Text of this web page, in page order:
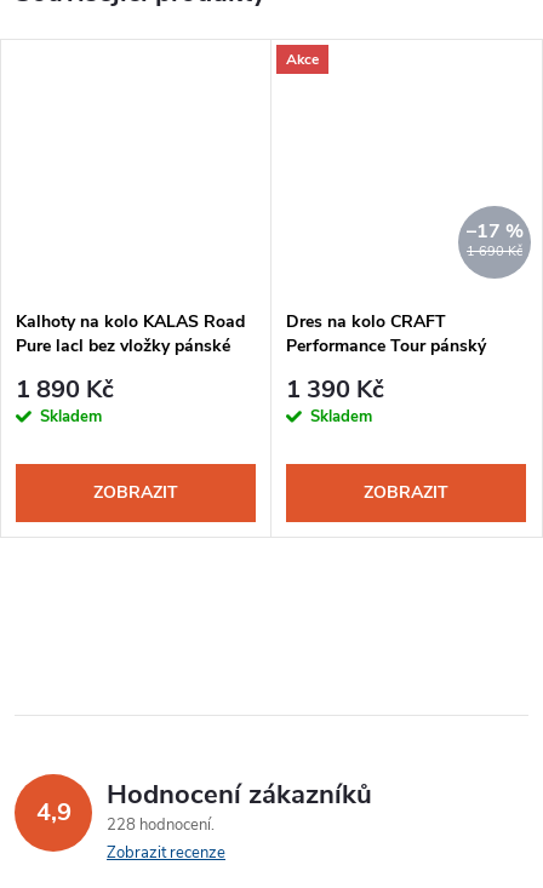
Kalhoty na kolo KALAS Road
Pure lacl bez vložky pánské
1 890 Kč
Skladem
ZOBRAZIT
Akce
1 690 Kč
–17 %
Dres na kolo CRAFT
Performance Tour pánský
1 390 Kč
Skladem
ZOBRAZIT
4,9 Hodnocení zákazníků
228 hodnocení
Zobrazit recenze